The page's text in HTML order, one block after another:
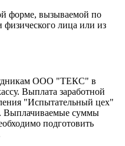
форме, вызываемой по
физического лица или из
ООО "ТЕКС" в
Выплата заработной
"Испытательный цех"
Выплачиваемые суммы
подготовить